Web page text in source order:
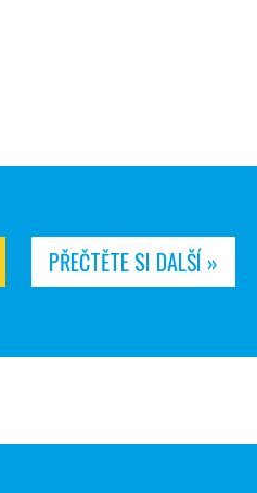
PŘEČTĚTE SI DALŠÍ »